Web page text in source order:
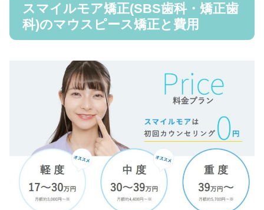
スマイルモア矯正(SBS歯科・矯正歯
科)のマウスピース矯正と費用